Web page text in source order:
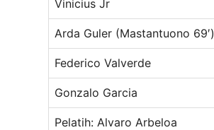
Vinicius Jr
Arda Guler (Mastantuono 69′)
Federico Valverde
Gonzalo Garcia
Pelatih: Alvaro Arbeloa